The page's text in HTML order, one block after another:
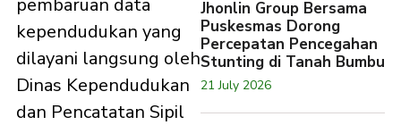
kependudukan yang
dilayani langsung oleh
Dinas Kependudukan
dan Pencatatan Sipil
Jhonlin Group Bersama
Puskesmas Dorong
Percepatan Pencegahan
Stunting di Tanah Bumbu
21 July 2026